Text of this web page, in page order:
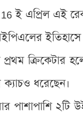
ই এপ্রিল এই
ক্রিকেটার
ক্যাচও ধরেছেন।
পাশাপাশি ২টি